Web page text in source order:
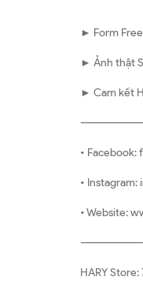
► Form Free
► Ảnh thật
► Cam kết
•
•
• Website:
HARY